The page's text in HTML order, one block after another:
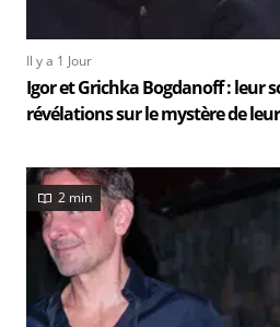
Il y a 1 Jour
Igor et Grichka Bogdanoff : leur
révélations sur le mystère de
2 min